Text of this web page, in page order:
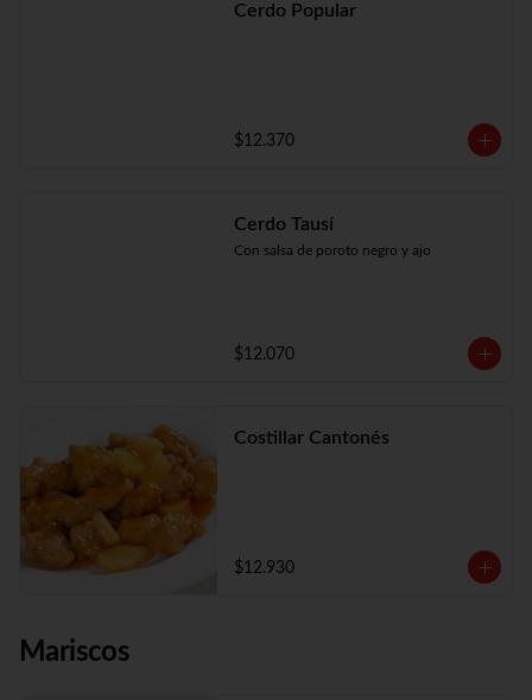
Cerdo Popular
$12.370
Cerdo Tausí
Con salsa de poroto negro y ajo
$12.070
Costillar Cantonés
$12.930
Mariscos